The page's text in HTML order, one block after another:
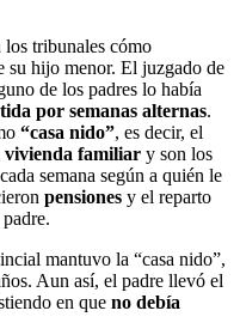
los tribunales cómo
su hijo menor. El juzgado de
de los padres lo había
por semanas alternas.
“casa nido”, es decir, el
vivienda familiar y son los
cada semana según a quién le
pensiones y el reparto
mantuvo la “casa nido”,
Aun así, el padre llevó el
en que no debía